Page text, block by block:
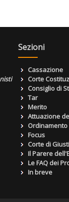
Sezioni
Cassazione
Corte
Consiglio di
Tar
Merito
Attuazione
Focus
Corte di
Il Parere
Le FAQ dei
In breve